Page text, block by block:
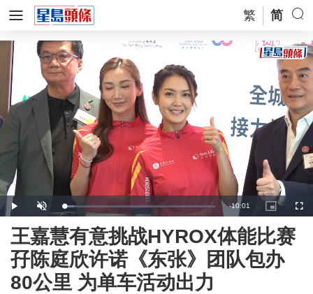
繁 简
Play UnmuteLoaded:
7.16%
Remaining
Time
-10:01
Picture-
in-
王嘉慧有意挑战HYROX体能比赛
孖陈庭欣许诺《东张》团队包办
80公里 为单车活动出力